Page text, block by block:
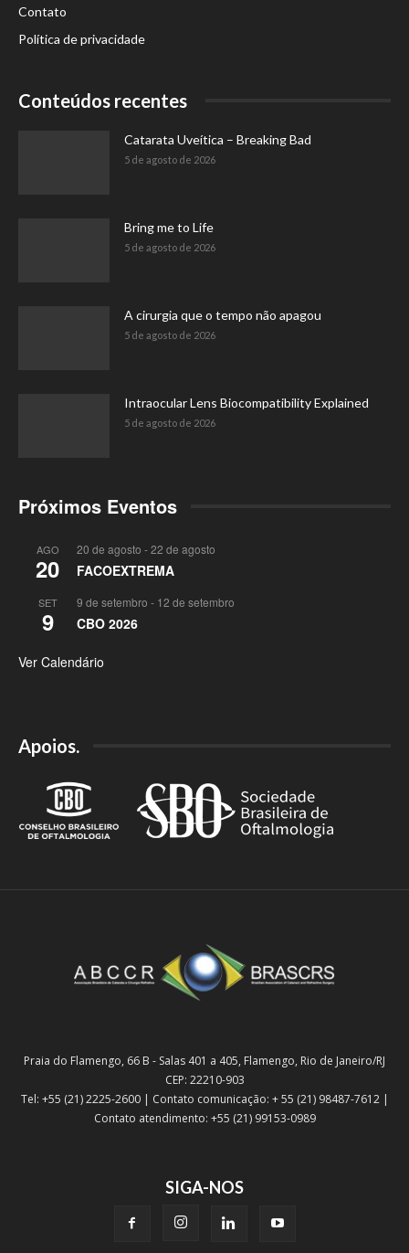
Contato
Política de privacidade
Conteúdos recentes
Catarata Uveítica – Breaking Bad
5 de agosto de 2026
Bring me to Life
5 de agosto de 2026
A cirurgia que o tempo não apagou
5 de agosto de 2026
Intraocular Lens Biocompatibility Explained
5 de agosto de 2026
Próximos Eventos
AGO
20
20 de agosto -22 de agosto
FACOEXTREMA
SET
9
9 de setembro - 12 de setembro
CBO 2026
Ver Calendário
Apoios.
Praia do Flamengo, 66 B - Salas 401 a 405, Flamengo, Rio de Janeiro/RJ
CEP: 22210-903
Tel: +55 (21) 2225-2600 | Contato comunicação: + 55 (21) 98487-7612 |
Contato atendimento: +55 (21) 99153-0989
SIGA-NOS